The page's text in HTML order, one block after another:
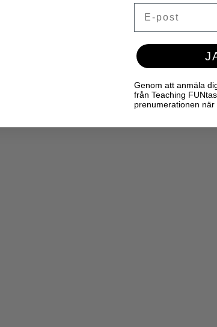
Genom att anmäla
från Teaching
prenumerationen när